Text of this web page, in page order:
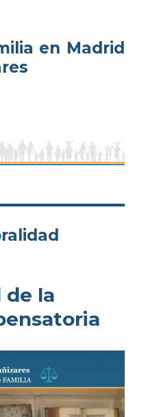
en Madrid
de la